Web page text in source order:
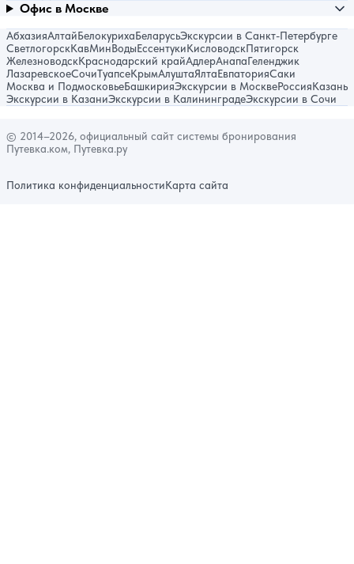
Офис в Москве
АбхазияАлтайБелокурихаБеларусьЭкскурсии в Санкт-Петербурге
СветлогорскКавМинВодыЕссентукиКисловодскПятигорск
ЖелезноводскКраснодарский крайАдлерАнапаГеленджик
ЛазаревскоеСочиТуапсеКрымАлуштаЯлтаЕвпаторияСаки
Москва и ПодмосковьеБашкирияЭкскурсии в МосквеРоссияКазань
Экскурсии в КазаниЭкскурсии в КалининградеЭкскурсии в Сочи
© 2014–2026, официальный сайт системы бронирования
Путевка.ком, Путевка.ру
Политика конфиденциальностиКарта сайта